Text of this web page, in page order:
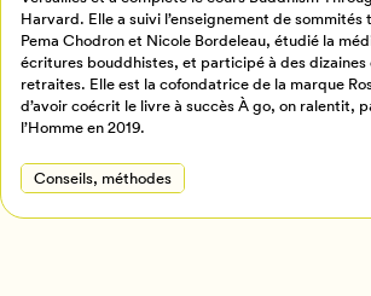
Retour à l’accueil
Harvard. Elle a suivi l’enseignement de
Pema Chodron et Nicole Bordeleau, étudié la
écritures bouddhistes, et participé à des
retraites. Elle est la cofondatrice de la marque
d’avoir coécrit le livre à succès À go, on ralentit,
l’Homme en 2019.
Conseils, méthodes
Annuler